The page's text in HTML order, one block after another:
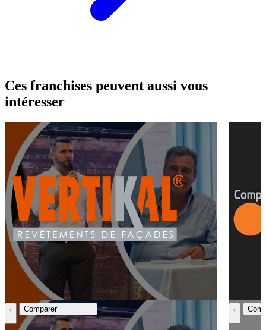
Ces franchises peuvent aussi vous
intéresser
Comparer